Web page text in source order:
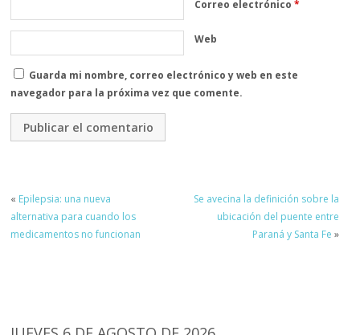
Correo electrónico*
Web
Guarda mi nombre, correo electrónico y web en este
navegador para la próxima vez que comente.
« Epilepsia: una nueva
alternativa para cuando los
medicamentos no funcionan
Se avecina la definición sobre la
ubicación del puente entre
Paraná y Santa Fe »